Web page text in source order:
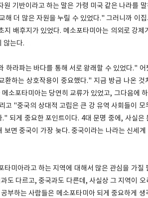
원 기반이라고 하는 말은 가령 미국 같은 나라를
해 더 많은 자원을 누릴 수 있었다." 그러니까 이
지 배후지가 있었다. 메소포타미아는 의외로 강
않는다.
하라파는 바다를 통해 서로 왕래할 수 있었다."
환하는 상호작용이 중요했다." 지금 방금 나온
소포타미아는 당연히 교류가 있었고, 그다음에
고 "중국의 상대적 고립은 큰 강 유역 사회들이
되게 중요한 포인트이다. 4대 문명 중에, 사실
보면 중국이 가장 늦다. 중국이라는 나라는 신세
타미아라고 하는 지역에 대해서 많은 관심을 가
도 다르고, 중국과도 다른데, 사실상 그 지역이
부하는 사람들은 메소포타미아 되게 중요하게